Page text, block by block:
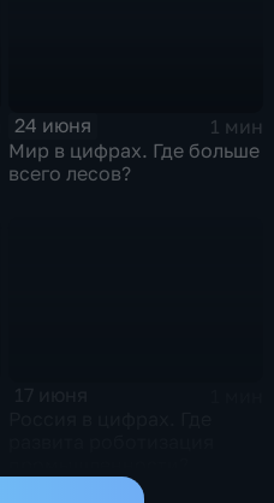
24 июня
1 мин
Мир в цифрах. Где больше
всего лесов?